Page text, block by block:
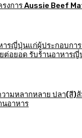
รงการ Aussie Beef
ารญี่ปุ่นแก่ผู้ประกอบกา
ต่อยอด รับร้านอาหาร
วามหลากหลาย ปลา(สี)
นอาหาร